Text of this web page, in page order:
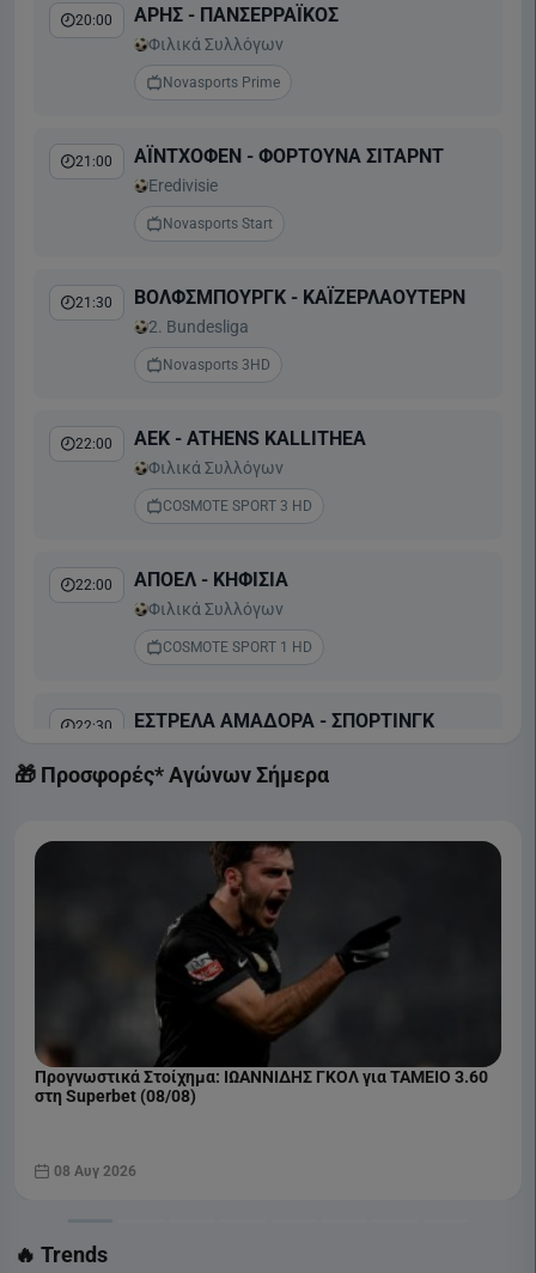
20:00 ΑΡΗΣ - ΠΑΝΣΕΡΡΑΪΚΟΣ
Φιλικά Συλλόγων
Novasports Prime
21:00 ΑΪΝΤΧΟΦΕΝ - ΦΟΡΤΟΥΝΑ ΣΙΤΑΡΝΤ
Eredivisie
Novasports Start
21:30 ΒΟΛΦΣΜΠΟΥΡΓΚ - ΚΑΪΖΕΡΛΑΟΥΤΕΡΝ
2. Bundesliga
Novasports 3HD
22:00 ΑΕΚ - ATHENS KALLITHEA
Φιλικά Συλλόγων
COSMOTE SPORT 3 HD
22:00 ΑΠΟΕΛ - ΚΗΦΙΣΙΑ
Φιλικά Συλλόγων
COSMOTE SPORT 1 HD
22:30 ΕΣΤΡΕΛΑ ΑΜΑΔΟΡΑ - ΣΠΟΡΤΙΝΓΚ
COSMOTE SPORT 2 HD
🎁 Προσφορές* Αγώνων Σήμερα
Προγνωστικά Στοίχημα: ΙΩΑΝΝΙΔΗΣ ΓΚΟΛ για ΤΑΜΕΙΟ 3.60
στη Superbet (08/08)
08 Αυγ 2026
🔥 Trends